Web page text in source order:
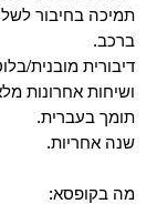
‏תמיכה בחיבור
ברכב.
‏דיבורית מובנית/
ושיחות אחרונות
תומך בעברית.
שנה אחריות.
מה בקופסא: